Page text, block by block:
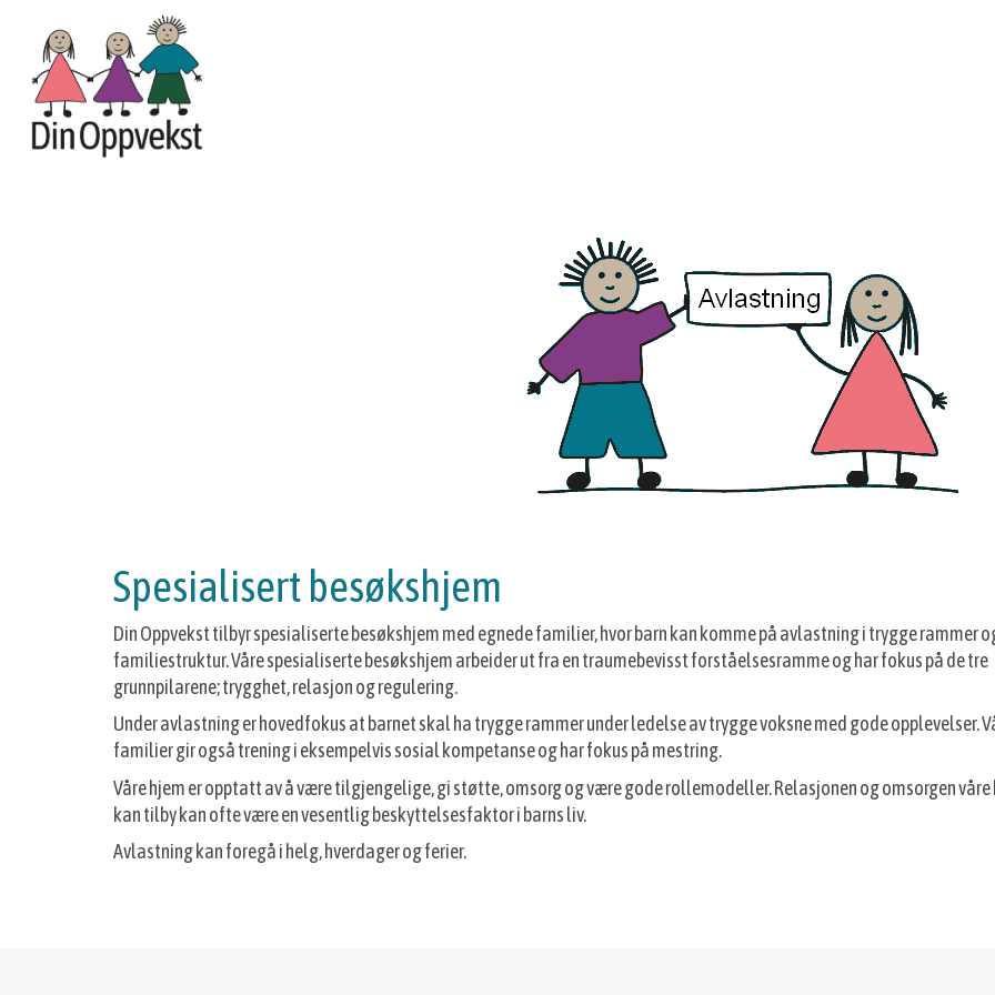
Spesialisert besøkshjem
Din Oppvekst tilbyr spesialiserte besøkshjem med egnede familier, hvor barn kan komme på avlastning i trygge rammer
familiestruktur. Våre spesialiserte besøkshjem arbeider ut fra en traumebevisst forståelsesramme og har fokus på de tre
grunnpilarene; trygghet, relasjon og regulering.
Under avlastning er hovedfokus at barnet skal ha trygge rammer under ledelse av trygge voksne med gode opplevelser.
familier gir også trening i eksempelvis sosial kompetanse og har fokus på mestring.
Våre hjem er opptatt av å være tilgjengelige, gi støtte, omsorg og være gode rollemodeller. Relasjonen og omsorgen våre
kan tilby kan ofte være en vesentlig beskyttelsesfaktor i barns liv.
Avlastning kan foregå i helg, hverdager og ferier.